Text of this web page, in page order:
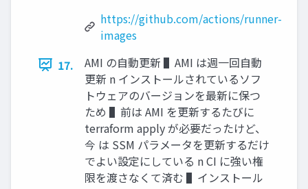
https://github.com/actions/runner-
images
17.
AMI の⾃動更新 ▌AMI は週⼀回⾃動
更新 n インストールされているソフ
トウェアのバージョンを最新に保つ
ため ▌前は AMI を更新するたびに
terraform apply が必要だったけど、
今 は SSM パラメータを更新するだけ
でよい設定にしている n CI に強い権
限を渡さなくて済む ▌インストール